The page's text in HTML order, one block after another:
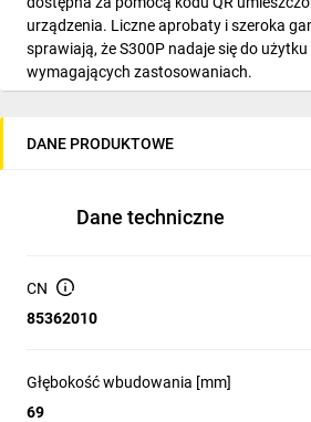
urządzenia. Liczne aprobaty i szeroka
sprawiają, że S300P nadaje się do użytku
wymagających zastosowaniach.
DANE PRODUKTOWE
Dane techniczne
CN
85362010
Głębokość wbudowania [mm]
69